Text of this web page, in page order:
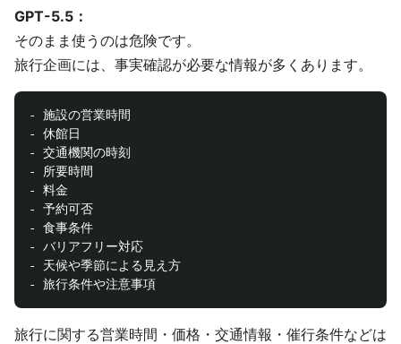
GPT-5.5：
そのまま使うのは危険です。
旅行企画には、事実確認が必要な情報が多くあります。
- 施設の営業時間
- 休館日
- 交通機関の時刻
- 所要時間
- 料金
- 予約可否
- 食事条件
- バリアフリー対応
- 天候や季節による見え方
旅行に関する営業時間・価格・交通情報・催行条件などは